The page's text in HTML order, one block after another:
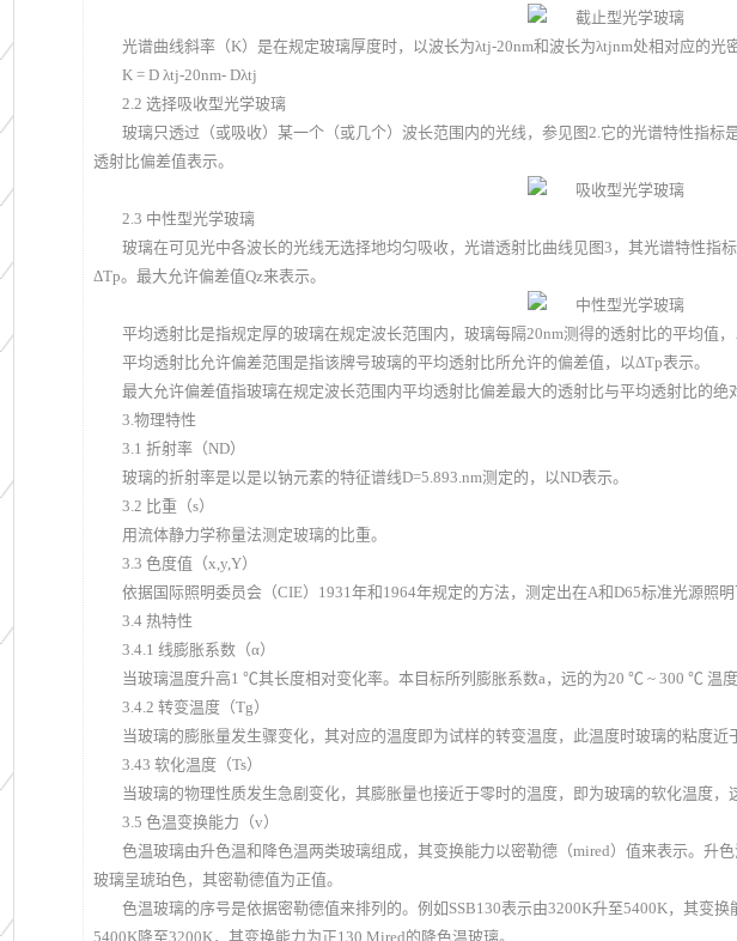
光谱曲线斜率（K）是在规定玻璃厚度时，以波长为λtj-20nm和波长为λtjnm处相对应的光
K = D λtj-20nm- Dλtj
2.2 选择吸收型光学玻璃
玻璃只透过（或吸收）某一个（或几个）波长范围内的光线，参见图2.它的光谱特性指标
透射比偏差值表示。
2.3 中性型光学玻璃
玻璃在可见光中各波长的光线无选择地均匀吸收，光谱透射比曲线见图3，其光谱特性指
ΔTp。最大允许偏差值Qz来表示。
平均透射比是指规定厚的玻璃在规定波长范围内，玻璃每隔20nm测得的透射比的平均值
平均透射比允许偏差范围是指该牌号玻璃的平均透射比所允许的偏差值，以ΔTp表示。
最大允许偏差值指玻璃在规定波长范围内平均透射比偏差最大的透射比与平均透射比的绝
3.物理特性
3.1 折射率（ND）
玻璃的折射率是以是以钠元素的特征谱线D=5.893.nm测定的，以ND表示。
3.2 比重（s）
用流体静力学称量法测定玻璃的比重。
3.3 色度值（x,y,Y）
依据国际照明委员会（CIE）1931年和1964年规定的方法，测定出在A和D65标准光源照
3.4 热特性
3.4.1 线膨胀系数（α）
当玻璃温度升高1 ℃其长度相对变化率。本目标所列膨胀系数a，远的为20 ℃ ~ 300 ℃ 温
3.4.2 转变温度（Tg）
当玻璃的膨胀量发生骤变化，其对应的温度即为试样的转变温度，此温度时玻璃的粘度近
3.43 软化温度（Ts）
当玻璃的物理性质发生急剧变化，其膨胀量也接近于零时的温度，即为玻璃的软化温度，
3.5 色温变换能力（v）
色温玻璃由升色温和降色温两类玻璃组成，其变换能力以密勒德（mired）值来表示。升
玻璃呈琥珀色，其密勒德值为正值。
色温玻璃的序号是依据密勒德值来排列的。例如SSB130表示由3200K升至5400K，其变
5400K降至3200K，其变换能力为正130 Mired的降色温玻璃。